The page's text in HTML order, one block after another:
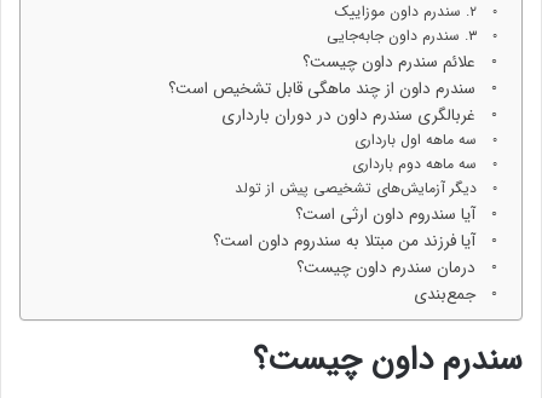
۲. سندرم داون موزاییک
۳. سندرم داون جابه‌جایی
علائم سندرم داون چیست؟
سندرم داون از چند ماهگی قابل تشخیص است؟
غربالگری سندرم داون در دوران بارداری
سه ماهه اول بارداری
سه ماهه دوم بارداری
دیگر آزمایش‌های تشخیصی پیش از تولد
آیا سندروم داون ارثی است؟
آیا فرزند من مبتلا به سندروم داون است؟
درمان سندرم داون چیست؟
جمع‌بندی
سندرم داون چیست؟